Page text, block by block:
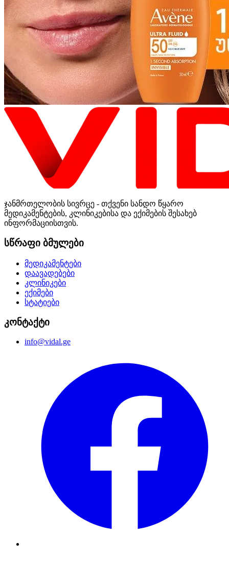
ჯანმრთელობის სივრცე - თქვენი სანდო წყარო
მედიკამენტების, კლინიკებისა და ექიმების შესახებ
ინფორმაციისთვის.
სწრაფი ბმულები
მედიკამენტები
დაავადებები
კლინიკები
ექიმები
სტატიები
კონტაქტი
info@vidal.ge